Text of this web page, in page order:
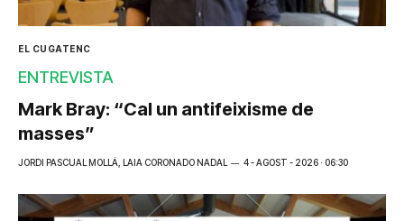
EL CUGATENC
ENTREVISTA
Mark Bray: “Cal un antifeixisme de
masses”
JORDI PASCUAL MOLLÁ, LAIA CORONADO NADAL 4 - AGOST - 2026 · 06:30